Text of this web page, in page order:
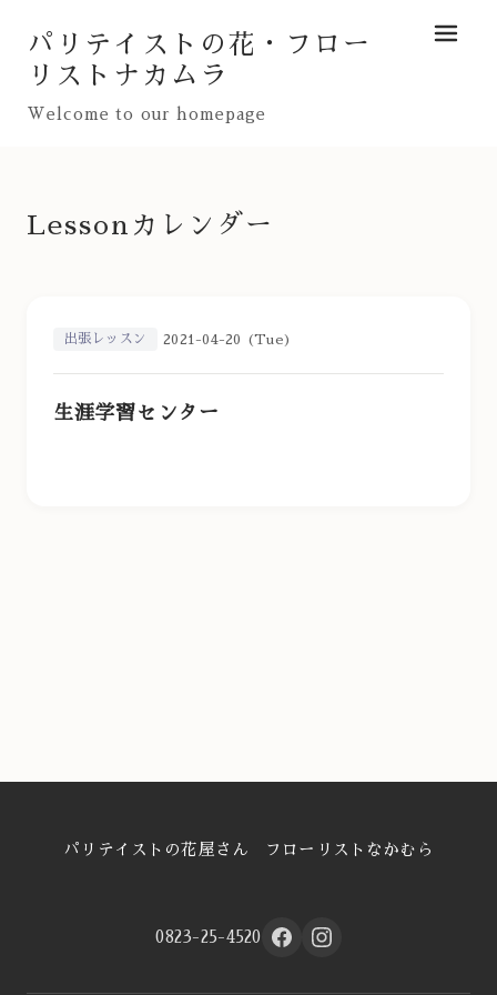
パリテイストの花・フロー
リストナカムラ
Welcome to our homepage
メニュ
Lessonカレンダー
出張レッスン 2021-04-20 (Tue)
生涯学習センター
パリテイストの花屋さん フローリストなかむら
0823-25-4520